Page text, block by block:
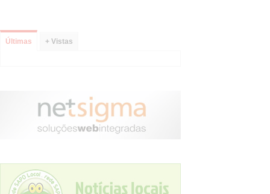
Últimas + Vistas